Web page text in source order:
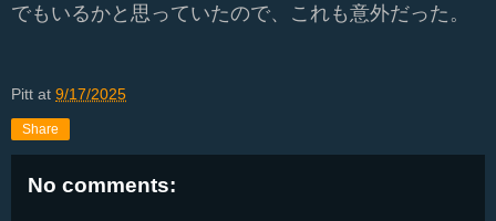
でもいるかと思っていたので、これも意外だった。
Pitt at 9/17/2025
Share
No comments: